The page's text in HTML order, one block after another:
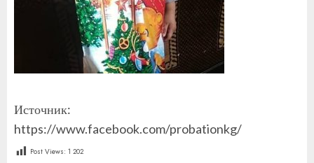
Источник:
https://www.facebook.com/probationkg/
Post Views: 1 202